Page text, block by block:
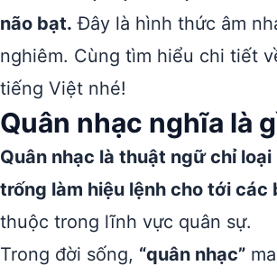
não bạt. Đây là hình thức âm
nghiêm. Cùng tìm hiểu chi tiết
tiếng Việt nhé!
Quân nhạc nghĩa là
Quân nhạc là thuật ngữ chỉ
trống làm hiệu lệnh cho tới
thuộc trong lĩnh vực quân sự.
Trong đời sống, “quân nhạc”